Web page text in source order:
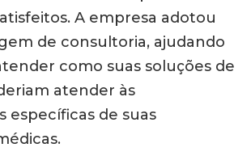
A empresa adotou
de consultoria, ajudando
como suas soluções de
atender às
específicas de suas